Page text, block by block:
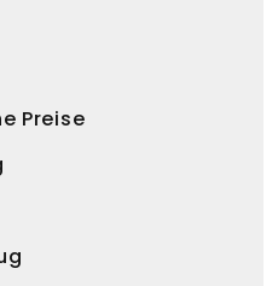
Preise